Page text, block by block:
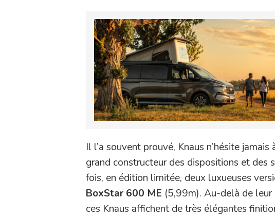
Il l’a souvent prouvé, Knaus n’hésite
grand constructeur des dispositions et
fois, en édition limitée, deux luxueuses
BoxStar 600 ME (5,99m). Au-delà de leur
ces Knaus affichent de très élégantes